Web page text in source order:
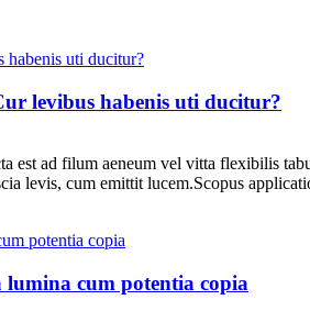
levibus habenis uti ducitur?
est ad filum aeneum vel vitta flexibilis
levis, cum emittit lucem.Scopus
cum potentia copia